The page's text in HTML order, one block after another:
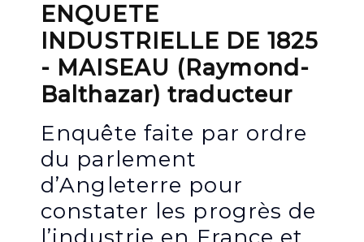
ENQUETE
INDUSTRIELLE DE 1825
- MAISEAU (Raymond-
Balthazar) traducteur
Enquête faite par ordre
du parlement
d’Angleterre pour
constater les progrès de